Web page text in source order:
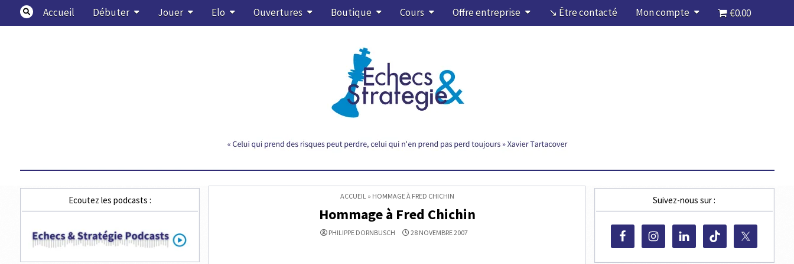
content
Accueil Débuter Jouer Elo Ouvertures Boutique Cours Offre entreprise ↘ Être contacté Mon compte €0.00
ACCUEIL» HOMMAGE À FRED CHICHIN
Hommage à Fred Chichin
PHILIPPE DORNBUSCH 28 NOVEMBRE 2007
Ecoutez les podcasts : Suivez-nous sur :